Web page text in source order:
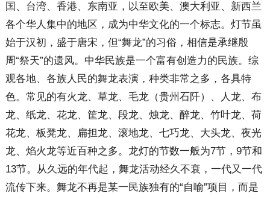
国、台湾、香港、东南亚，以至欧美、澳大利亚、新西兰
各个华人集中的地区，成为中华文化的一个标志。灯节虽
始于汉初，盛于唐宋，但“舞龙”的习俗，相信是承继殷
周“祭天”的遗风。中华民族是一个富有创造力的民族。综
观各地、各族人民的舞龙表演，种类非常之多，各具特
色。常见的有火龙、草龙、毛龙（贵州石阡）、人龙、布
龙、纸龙、花龙、筐龙、段龙、烛龙、醉龙、竹叶龙、荷
花龙、板凳龙、扁担龙、滚地龙、七巧龙、大头龙、夜光
龙、焰火龙等近百种之多。龙灯的节数一般为7节，9节和
13节。从久远的年代起，舞龙活动经久不衰，一代又一代
流传下来。舞龙不再是某一民族独有的“自喻”项目，而是